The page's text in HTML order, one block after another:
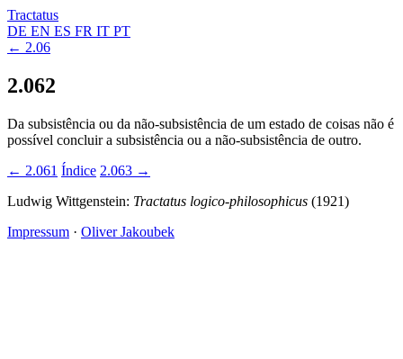
Tractatus
DE EN ES FR IT PT
← 2.06
2.062
Da subsistência ou da não-subsistência de um estado de coisas não é
possível concluir a subsistência ou a não-subsistência de outro.
← 2.061 Índice 2.063 →
Ludwig Wittgenstein: Tractatus logico-philosophicus (1921)
Impressum · Oliver Jakoubek